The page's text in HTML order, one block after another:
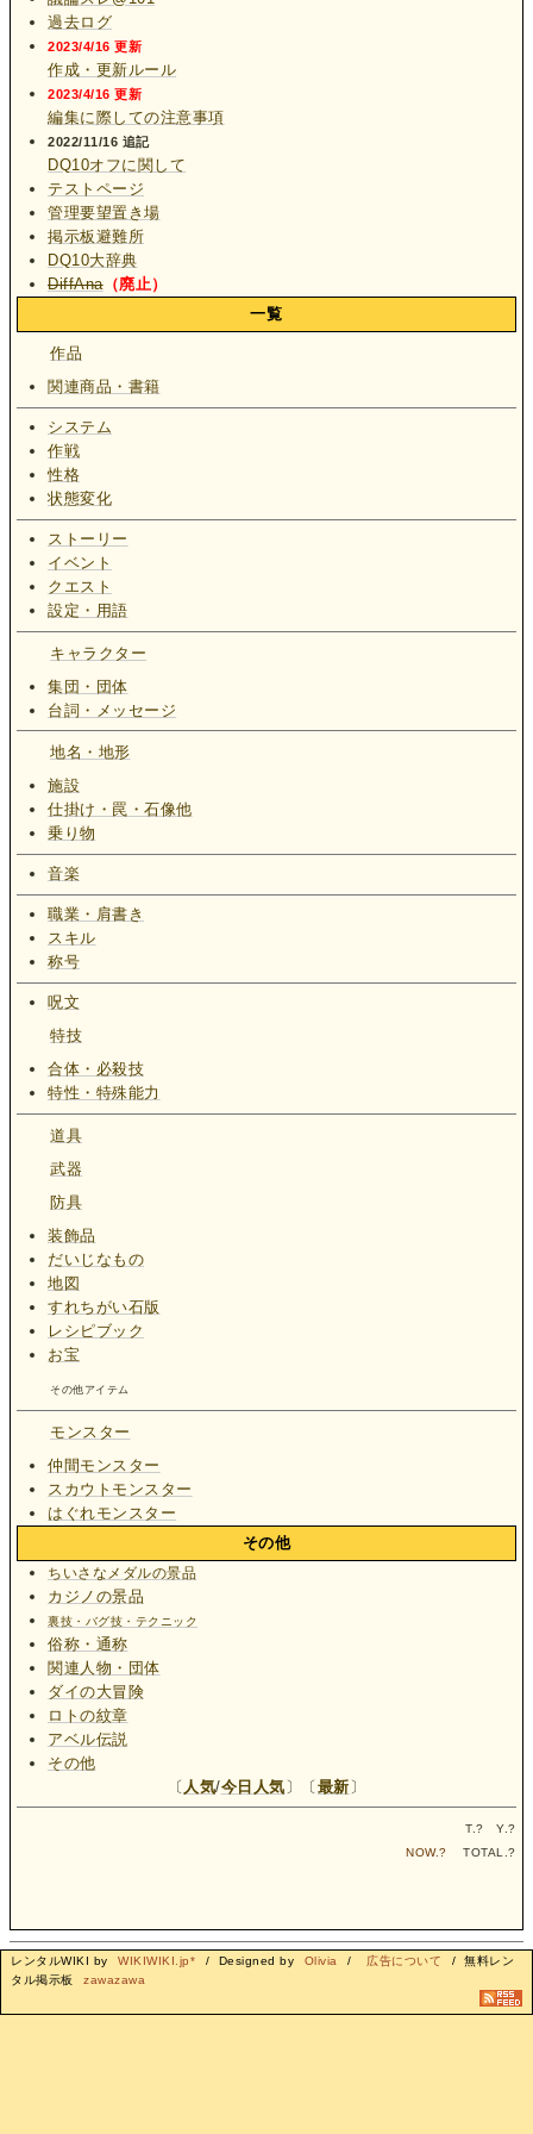
過去ログ
2023/4/16 更新
作成・更新ルール
2023/4/16 更新
編集に際しての注意事項
2022/11/16 追記
DQ10オフに関して
テストページ
管理要望置き場
掲示板避難所
DQ10大辞典
DiffAna（廃止）
一覧
作品
関連商品・書籍
システム
作戦
性格
状態変化
ストーリー
イベント
クエスト
設定・用語
キャラクター
集団・団体
台詞・メッセージ
地名・地形
施設
仕掛け・罠・石像他
乗り物
音楽
職業・肩書き
スキル
称号
呪文
特技
合体・必殺技
特性・特殊能力
道具
武器
防具
装飾品
だいじなもの
地図
すれちがい石版
レシピブック
お宝
その他アイテム
モンスター
仲間モンスター
スカウトモンスター
はぐれモンスター
その他
ちいさなメダルの景品
カジノの景品
裏技・バグ技・テクニック
俗称・通称
関連人物・団体
ダイの大冒険
ロトの紋章
アベル伝説
その他
〔 人気/今日人気〕〔最新〕
T.? Y.?
NOW.? TOTAL.?
レンタルWIKI by WIKIWIKI.jp* / Designed by Olivia / 広告について
/ 無料レン
タル掲示板
zawazawa